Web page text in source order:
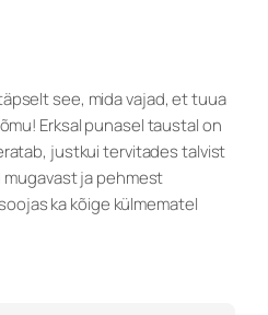
see, mida vajad, et tuua
Erksal punasel taustal on
justkui tervitades talvist
mugavast ja pehmest
ka kõige külmematel